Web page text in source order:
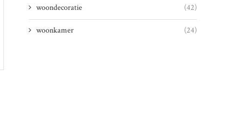
woondecoratie (42)
woonkamer (24)